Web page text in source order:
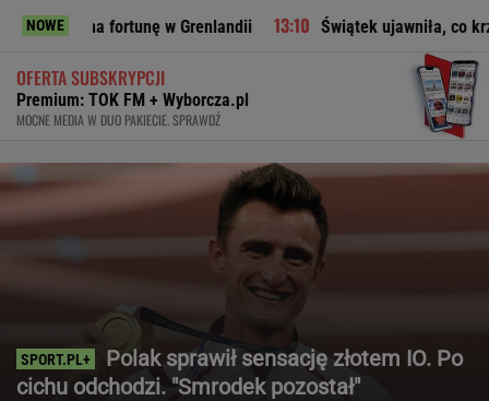
NOWE
w Grenlandii Świątek ujawniła, co krzyczała
OFERTA SUBSKRYPCJI
Premium: TOK FM + Wyborcza.pl
MOCNE MEDIA W DUO PAKIECIE. SPRAWDŹ
Polak sprawił sensację złotem IO. Po
cichu odchodzi. "Smrodek pozostał"